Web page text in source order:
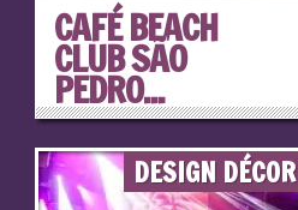
CAFÉ BEACH
CLUB SÃO
PEDRO...
DESIGN DÉCOR